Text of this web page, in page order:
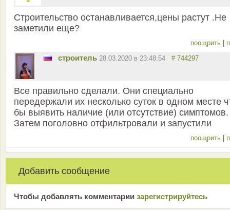
Строительство останавливается,цены растут .Не
заметили еще?
поощрить |
строитель 28.03.2020 в 23:48:54 # 744297
Все правильно сделали. Они специально
передержали их несколько суток в одном месте
бы выявить наличие (или отсутствие) симптомов.
Затем поголовно отфильтровали и запустили
поощрить |
Добавить сообщение
Чтобы добавлять комментарии зарeгиcтрирyйтeсь